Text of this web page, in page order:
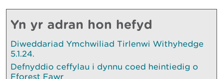
Yn yr adran hon hefyd
Diweddariad Ymchwiliad Tirlenwi Withyhedge
5.1.24.
Defnyddio ceffylau i dynnu coed heintiedig o
Fforest Fawr